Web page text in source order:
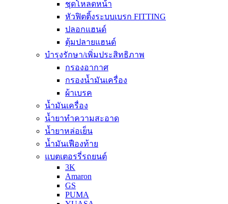
ชุดโหลดหน้า
หัวฟิตติ้งระบบเบรก FITTING
ปลอกแฮนด์
ตุ้มปลายแฮนด์
บำรุงรักษา/เพิ่มประสิทธิภาพ
กรองอากาศ
กรองน้ำมันเครื่อง
ผ้าเบรค
น้ำมันเครื่อง
น้ำยาทำความสะอาด
น้ำยาหล่อเย็น
น้ำมันเฟืองท้าย
แบตเตอรรี่รถยนต์
3K
Amaron
GS
PUMA